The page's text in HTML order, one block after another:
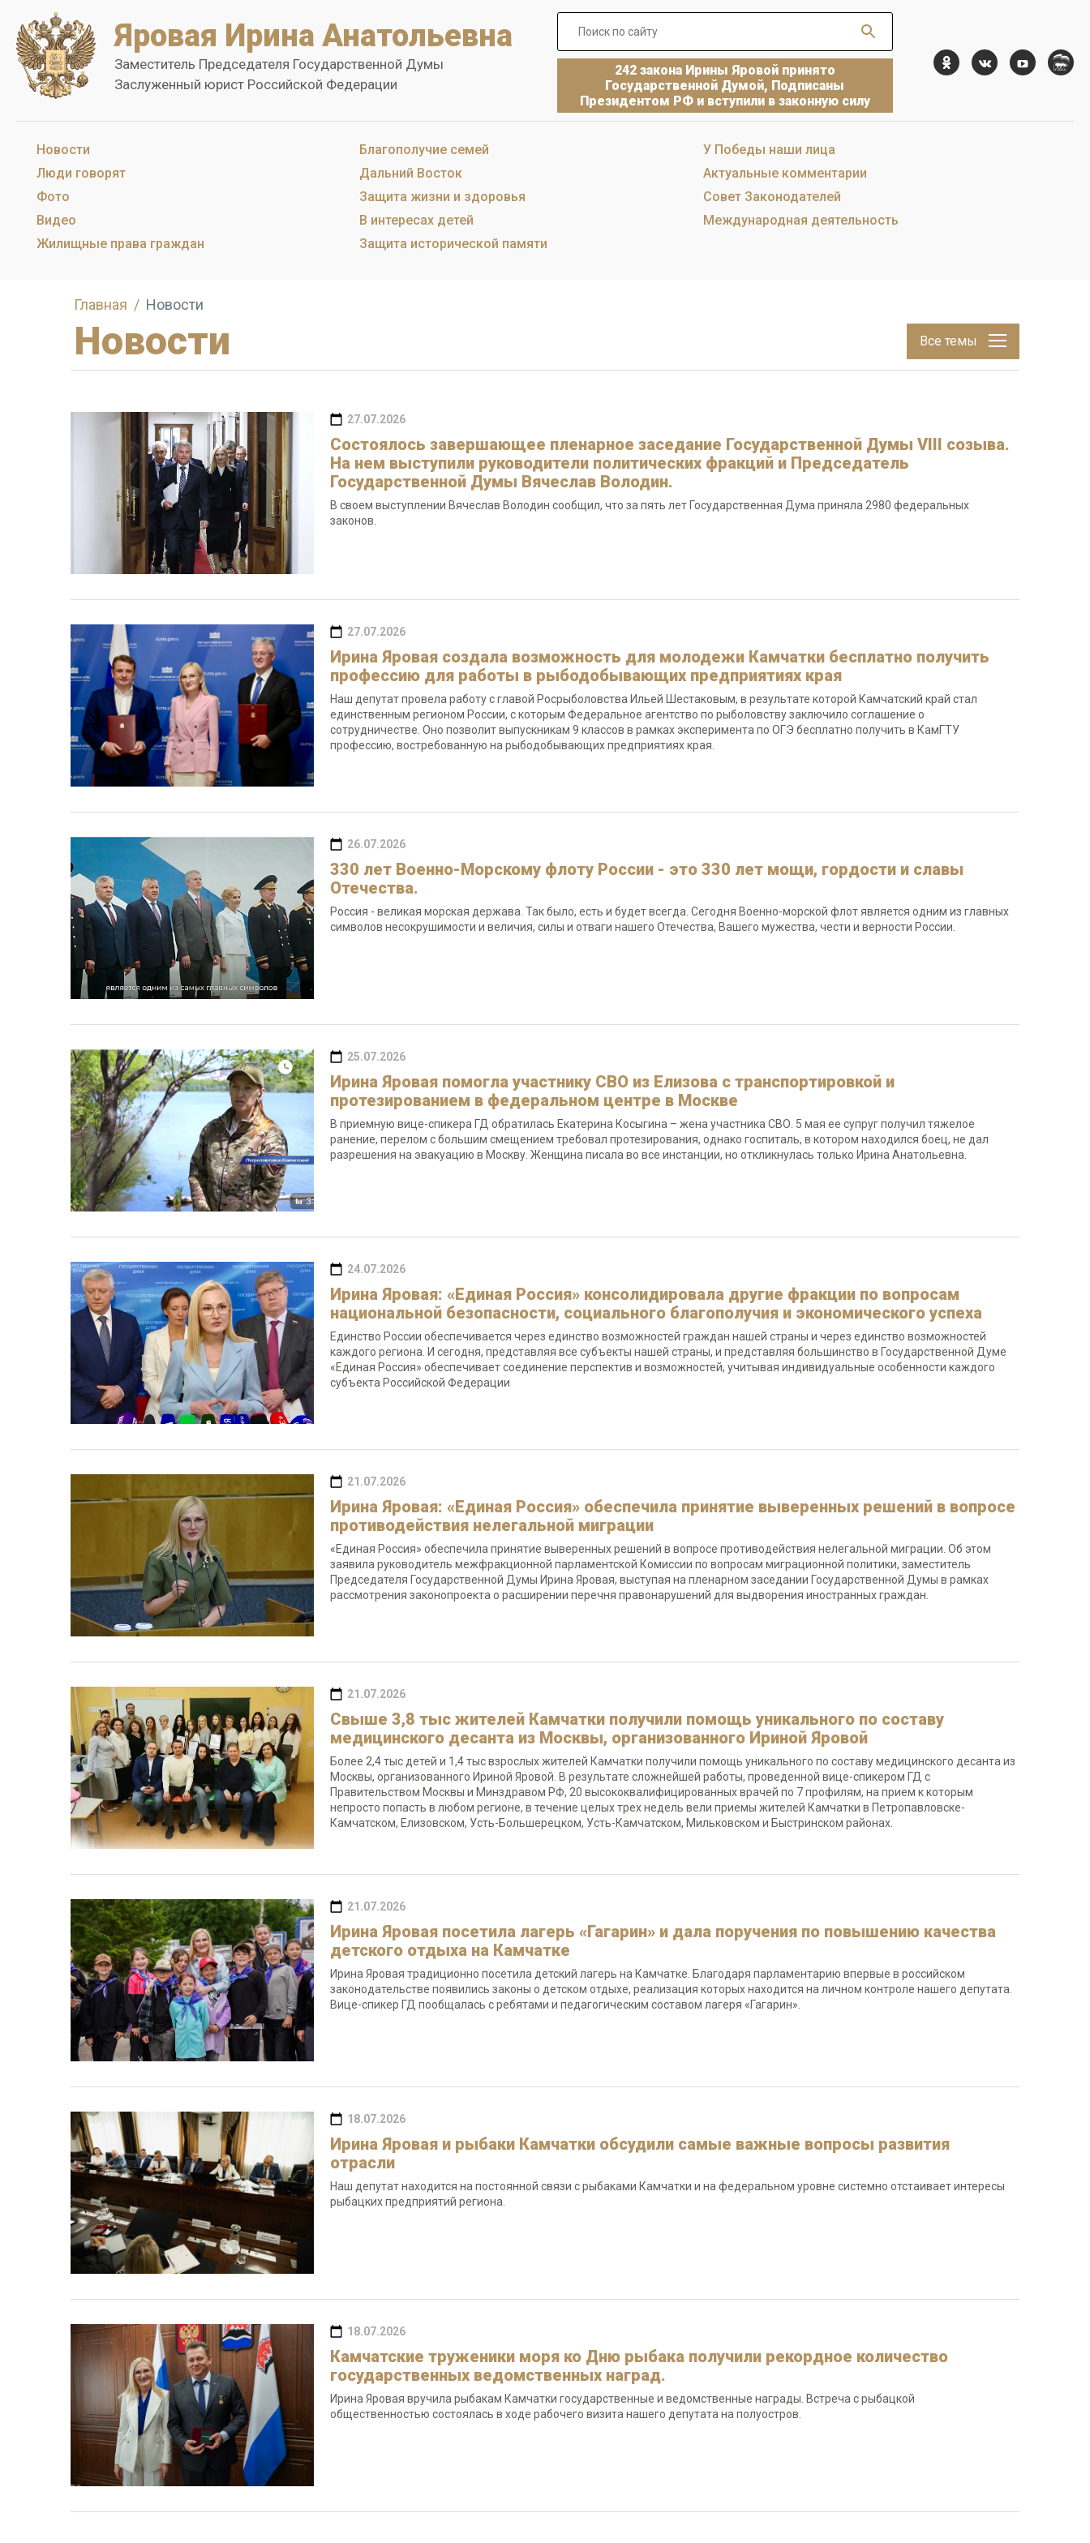
Яровая Ирина Анатольевна
Заместитель Председателя Государственной Думы
Заслуженный юрист Российской Федерации
242 закона Ирины Яровой принято
Государственной Думой, Подписаны
Президентом РФ и вступили в законную силу
Новости
Люди говорят
Фото
Видео
Жилищные права граждан
Благополучие семей
Дальний Восток
Защита жизни и здоровья
В интересах детей
Защита исторической памяти
У Победы наши лица
Актуальные комментарии
Совет Законодателей
Международная деятельность
Главная Новости
Новости Все темы
27.07.2026
Состоялось завершающее пленарное заседание Государственной Думы VIII созыва.
На нем выступили руководители политических фракций и Председатель
Государственной Думы Вячеслав Володин.
В своем выступлении Вячеслав Володин сообщил, что за пять лет Государственная Дума приняла 2980 федеральных
законов.
27.07.2026
Ирина Яровая создала возможность для молодежи Камчатки бесплатно получить
профессию для работы в рыбодобывающих предприятиях края
Наш депутат провела работу с главой Росрыболовства Ильей Шестаковым, в результате которой Камчатский край стал
единственным регионом России, с которым Федеральное агентство по рыболовству заключило соглашение о
сотрудничестве. Оно позволит выпускникам 9 классов в рамках эксперимента по ОГЭ бесплатно получить в КамГТУ
профессию, востребованную на рыбодобывающих предприятиях края.
26.07.2026
330 лет Военно-Морскому флоту России - это 330 лет мощи, гордости и славы
Отечества.
Россия - великая морская держава. Так было, есть и будет всегда. Сегодня Военно-морской флот является одним из главных
символов несокрушимости и величия, силы и отваги нашего Отечества, Вашего мужества, чести и верности России.
25.07.2026
Ирина Яровая помогла участнику СВО из Елизова с транспортировкой и
протезированием в федеральном центре в Москве
В приемную вице-спикера ГД обратилась Екатерина Косыгина – жена участника СВО. 5 мая ее супруг получил тяжелое
ранение, перелом с большим смещением требовал протезирования, однако госпиталь, в котором находился боец, не дал
разрешения на эвакуацию в Москву. Женщина писала во все инстанции, но откликнулась только Ирина Анатольевна.
24.07.2026
Ирина Яровая: «Единая Россия» консолидировала другие фракции по вопросам
национальной безопасности, социального благополучия и экономического успеха
Единство России обеспечивается через единство возможностей граждан нашей страны и через единство возможностей
каждого региона. И сегодня, представляя все субъекты нашей страны, и представляя большинство в Государственной Думе
«Единая Россия» обеспечивает соединение перспектив и возможностей, учитывая индивидуальные особенности каждого
субъекта Российской Федерации
21.07.2026
Ирина Яровая: «Единая Россия» обеспечила принятие выверенных решений в вопросе
противодействия нелегальной миграции
«Единая Россия» обеспечила принятие выверенных решений в вопросе противодействия нелегальной миграции. Об этом
заявила руководитель межфракционной парламентской Комиссии по вопросам миграционной политики, заместитель
Председателя Государственной Думы Ирина Яровая, выступая на пленарном заседании Государственной Думы в рамках
рассмотрения законопроекта о расширении перечня правонарушений для выдворения иностранных граждан.
21.07.2026
Свыше 3,8 тыс жителей Камчатки получили помощь уникального по составу
медицинского десанта из Москвы, организованного Ириной Яровой
Более 2,4 тыс детей и 1,4 тыс взрослых жителей Камчатки получили помощь уникального по составу медицинского десанта из
Москвы, организованного Ириной Яровой. В результате сложнейшей работы, проведенной вице-спикером ГД с
Правительством Москвы и Минздравом РФ, 20 высококвалифицированных врачей по 7 профилям, на прием к которым
непросто попасть в любом регионе, в течение целых трех недель вели приемы жителей Камчатки в Петропавловске-
Камчатском, Елизовском, Усть-Большерецком, Усть-Камчатском, Мильковском и Быстринском районах.
21.07.2026
Ирина Яровая посетила лагерь «Гагарин» и дала поручения по повышению качества
детского отдыха на Камчатке
Ирина Яровая традиционно посетила детский лагерь на Камчатке. Благодаря парламентарию впервые в российском
законодательстве появились законы о детском отдыхе, реализация которых находится на личном контроле нашего депутата.
Вице-спикер ГД пообщалась с ребятами и педагогическим составом лагеря «Гагарин».
18.07.2026
Ирина Яровая и рыбаки Камчатки обсудили самые важные вопросы развития
отрасли
Наш депутат находится на постоянной связи с рыбаками Камчатки и на федеральном уровне системно отстаивает интересы
рыбацких предприятий региона.
18.07.2026
Камчатские труженики моря ко Дню рыбака получили рекордное количество
государственных ведомственных наград.
Ирина Яровая вручила рыбакам Камчатки государственные и ведомственные награды. Встреча с рыбацкой
общественностью состоялась в ходе рабочего визита нашего депутата на полуостров.